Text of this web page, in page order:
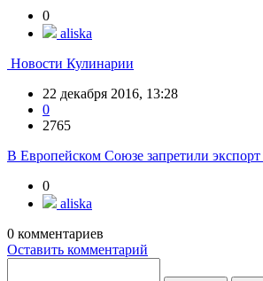
0
aliska
Новости Кулинарии
22 декабря 2016, 13:28
0
2765
В Европейском Союзе запретили
0
aliska
0 комментариев
Оставить комментарий